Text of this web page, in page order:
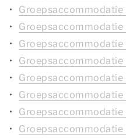
Groepsaccommodatie
Groepsaccommodatie
Groepsaccommodatie
Groepsaccommodatie
Groepsaccommodatie
Groepsaccommodatie
Groepsaccommodatie